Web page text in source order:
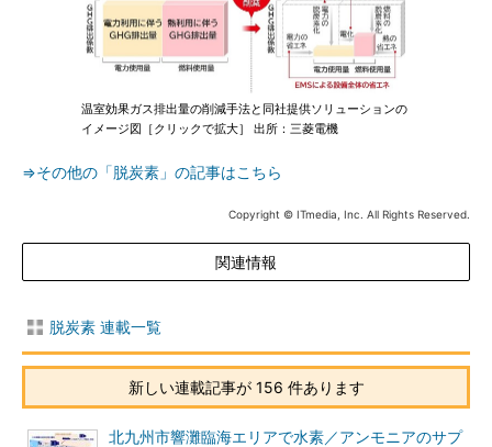
温室効果ガス排出量の削減手法と同社提供ソリューションの
イメージ図［クリックで拡大］ 出所：三菱電機
⇒その他の「脱炭素」の記事はこちら
Copyright © ITmedia, Inc. All Rights Reserved.
関連情報
脱炭素 連載一覧
新しい連載記事が 156 件あります
北九州市響灘臨海エリアで水素／アンモニアのサプ